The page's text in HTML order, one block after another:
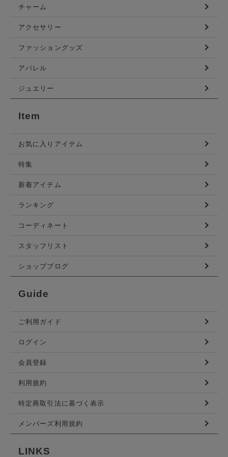
チャーム
アクセサリー
ファッショングッズ
アパレル
ジュエリー
Item
お気に入りアイテム
特集
新着アイテム
ランキング
コーディネート
スタッフリスト
ショップブログ
Guide
ご利用ガイド
ログイン
会員登録
利用規約
特定商取引法に基づく表示
メンバーズ利用規約
LINKS